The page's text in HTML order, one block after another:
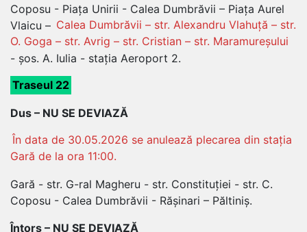
Coposu - Piața Unirii - Calea Dumbrăvii – Piața Aurel
Vlaicu – Calea Dumbrăvii – str. Alexandru Vlahuță – str.
O. Goga – str. Avrig – str. Cristian – str. Maramureșului
- șos. A. Iulia - stația Aeroport 2.
Traseul 22
Dus – NU SE DEVIAZĂ
În data de 30.05.2026 se anulează plecarea din stația
Gară de la ora 11:00.
Gară - str. G-ral Magheru - str. Constituției - str. C.
Coposu - Calea Dumbrăvii - Rășinari – Păltiniș.
Întors – NU SE DEVIAZĂ